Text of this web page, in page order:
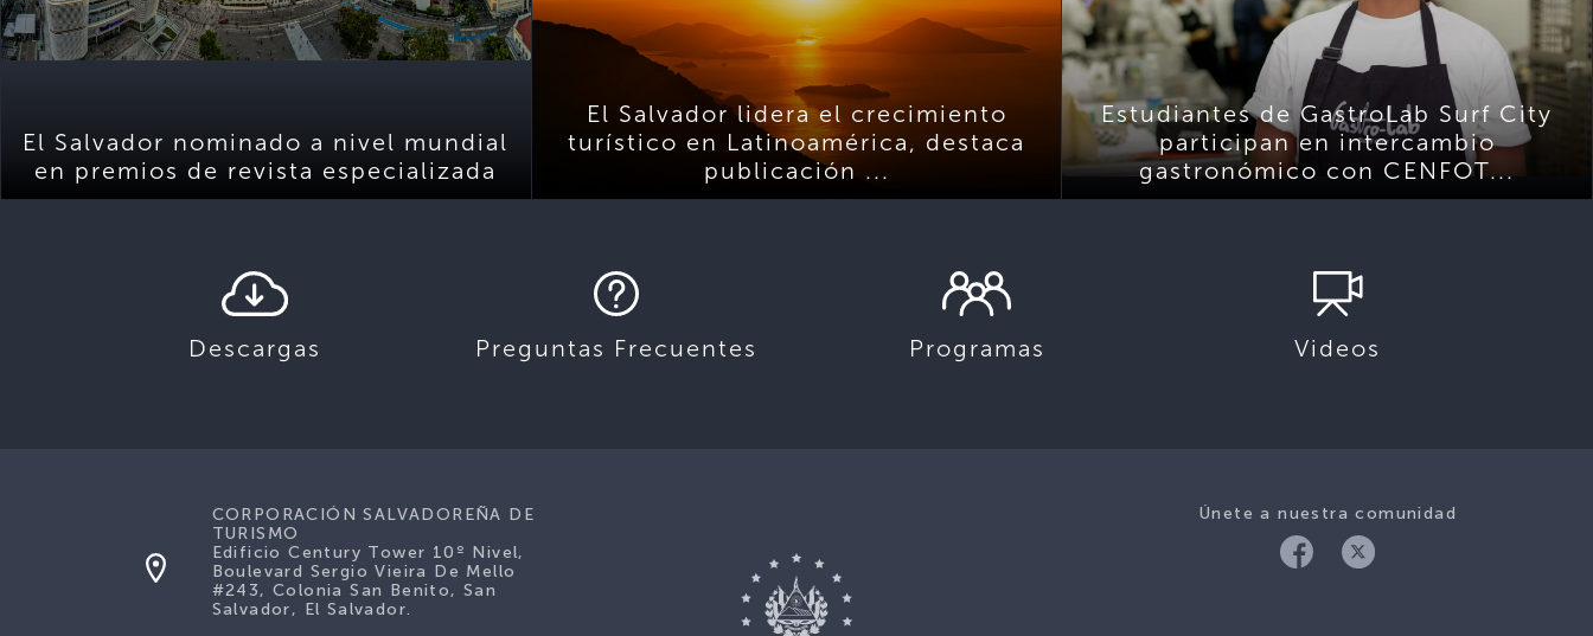
El Salvador nominado a nivel mundial
en premios de revista especializada
El Salvador lidera el crecimiento
turístico en Latinoamérica, destaca
publicación ...
Estudiantes de GastroLab Surf City
participan en intercambio
gastronómico con CENFOT...
Descargas Preguntas Frecuentes Programas Videos
Únete a nuestra comunidad
CORPORACIÓN SALVADOREÑA DE
TURISMO
Edificio Century Tower 10º Nivel,
Boulevard Sergio Vieira De Mello
#243, Colonia San Benito, San
Salvador, El Salvador.